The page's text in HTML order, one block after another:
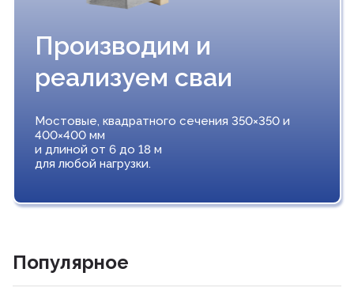
Производим и
реализуем сваи
Мостовые, квадратного сечения 350×350 и
400×400 мм
и длиной от 6 до 18 м
для любой нагрузки.
Популярное